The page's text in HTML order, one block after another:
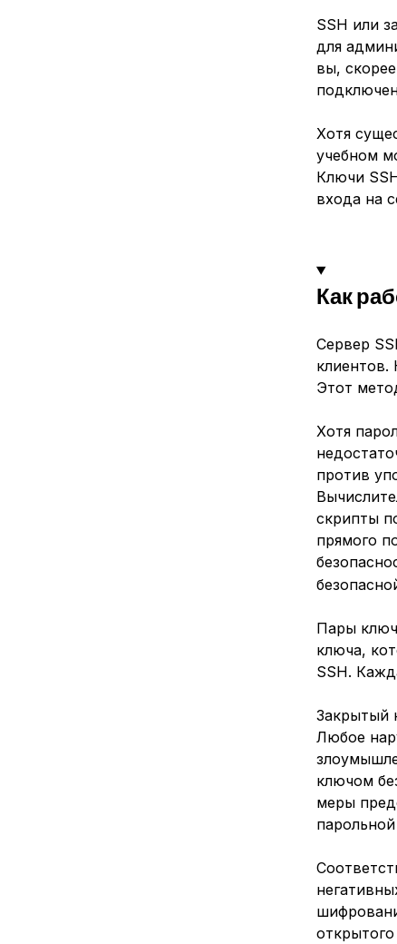
SSH или
для
вы,
Хотя
учебном
Ключи
входа на
Как
Сервер
Этот
Хотя
против
скрипты
прямого
Пары
ключа,
SSH.
Закрытый
Любое
ключом
меры